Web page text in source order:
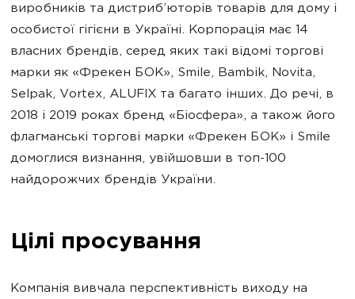
виробників та дистриб’юторів товарів для дому і
особистої гігієни в Україні. Корпорація має 14
власних брендів, серед яких такі відомі торгові
марки як «Фрекен БОК», Smile, Bambik, Novita,
Selpak, Vortex, ALUFIX та багато інших. До речі, в
2018 і 2019 роках бренд «Біосфера», а також його
флагманські торгові марки «Фрекен БОК» і Smile
домоглися визнання, увійшовши в топ-100
найдорожчих брендів України.
Цілі просування
Компанія вивчала перспективність виходу на